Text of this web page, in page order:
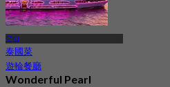
空山
泰國菜
遊輪餐廳
Wonderful Pearl